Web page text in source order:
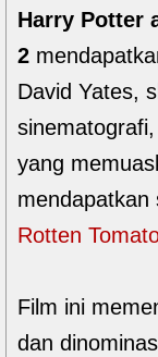
Harry Potter
2
David Yates,
yang
mendapatkan
Rotten
Film ini
dan